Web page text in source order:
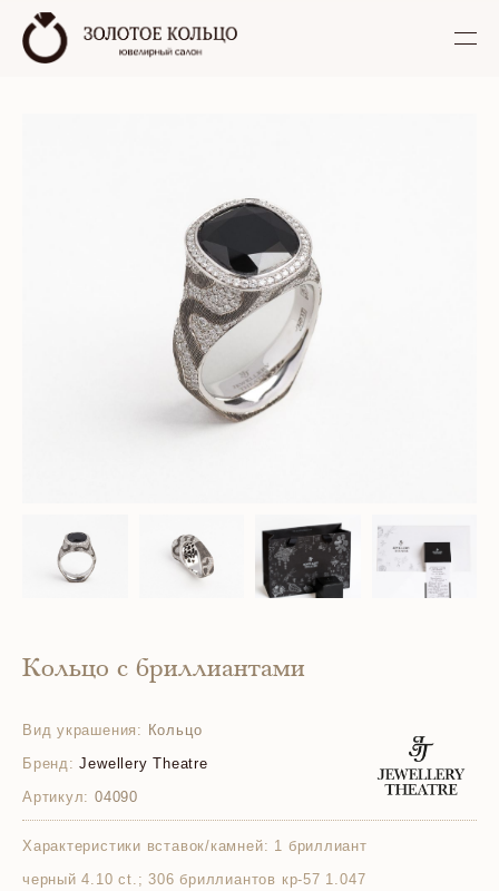
Кольцо с бриллиантами
Вид украшения: Кольцо
Бренд: Jewellery Theatre
Артикул: 04090
Характеристики вставок/камней: 1 бриллиант
черный 4.10 ct.; 306 бриллиантов кр-57 1.047